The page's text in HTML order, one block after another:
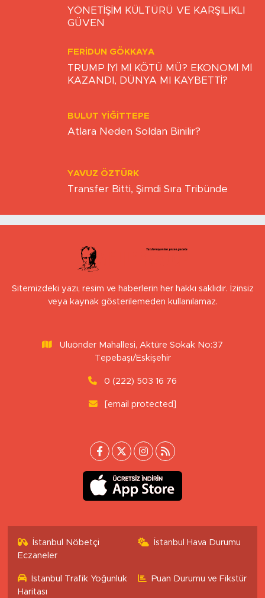
YÖNETİŞİM KÜLTÜRÜ VE KARŞILIKLI
GÜVEN
FERIDUN GÖKKAYA
TRUMP İYİ Mİ KÖTÜ MÜ? EKONOMİ Mİ
KAZANDI, DÜNYA MI KAYBETTİ?
BULUT YİĞİTTEPE
Atlara Neden Soldan Binilir?
YAVUZ ÖZTÜRK
Transfer Bitti, Şimdi Sıra Tribünde
Sitemizdeki yazı, resim ve haberlerin her hakkı saklıdır. İzinsiz
veya kaynak gösterilemeden kullanılamaz.
Uluönder Mahallesi, Aktüre Sokak No:37
Tepebaşı/Eskişehir
0 (222) 503 16 76
[email protected]
İstanbul Nöbetçi
Eczaneler
İstanbul Hava Durumu
İstanbul Trafik Yoğunluk
Haritası
Puan Durumu ve Fikstür